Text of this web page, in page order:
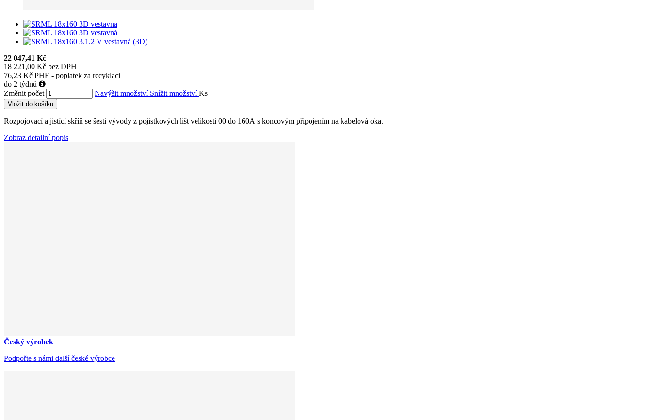
22 047,41 Kč
18 221,00 Kč bez DPH
76,23 Kč PHE - poplatek za recyklaci
do 2 týdnů
Změnit počet
Navýšit množství Snížit množstvíKs
Vložit do košíku
Rozpojovací a jistící skříň se šesti vývody z pojistkových lišt velikosti 00 do 160A s koncovým připojením na kabelová oka.
Zobraz detailní popis
Český výrobek
Podpořte s námi další české výrobce